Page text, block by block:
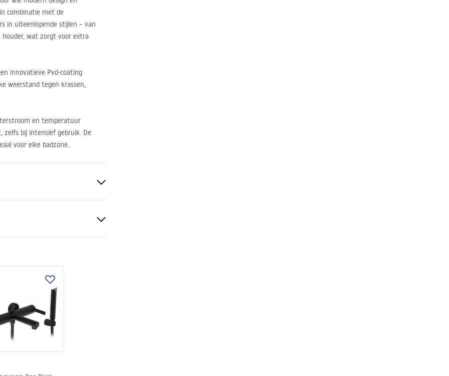
combinatie met de
in uiteenlopende stijlen – van
wat zorgt voor extra
innovatieve Pvd-coating
weerstand tegen krassen,
en temperatuur
zelfs bij intensief gebruik. De
voor elke badzone.
BEZPIECZENSTWA